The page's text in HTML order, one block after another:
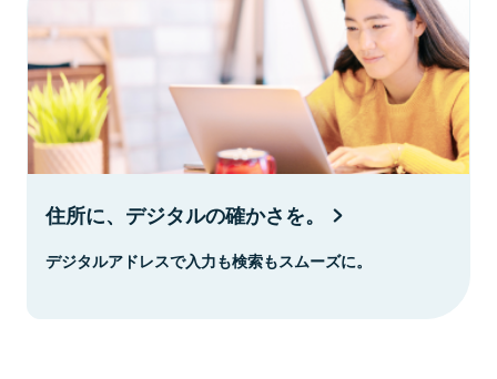
住所に、デジタルの確かさを。
デジタルアドレスで入力も検索もスムーズに。